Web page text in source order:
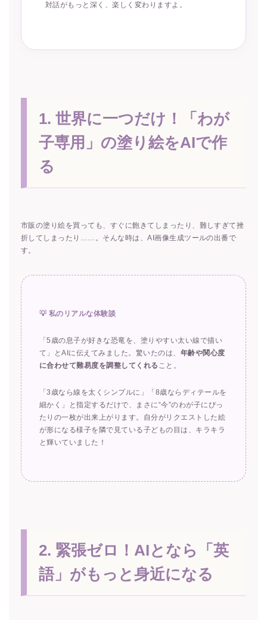
対話がもっと深く、楽しく変わりますよ。
1. 世界に一つだけ！「わが
子専用」の塗り絵をAIで作
る
市販の塗り絵を買っても、すぐに飽きてしまったり、難しすぎて挫
折してしまったり……。そんな時は、AI画像生成ツールの出番で
す。
💡 私のリアルな体験談
「5歳の息子が好きな恐竜を、塗りやすい太い線で描い
て」とAIに伝えてみました。驚いたのは、 年齢や関心度
に合わせて難易度を調整してくれる こと。
「3歳なら線を太くシンプルに」「8歳ならディテールを
細かく」と指定するだけで、まさに“今”のわが子にぴっ
たりの一枚が出来上がります。自分がリクエストした絵
が形になる様子を隣で見ている子どもの目は、キラキラ
と輝いていました！
2. 緊張ゼロ！AIとなら「英
語」がもっと身近になる